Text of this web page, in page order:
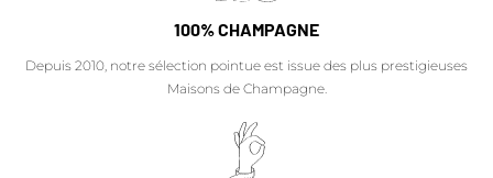
100% CHAMPAGNE
Depuis 2010, notre sélection pointue est issue des plus prestigieuses
Maisons de Champagne.